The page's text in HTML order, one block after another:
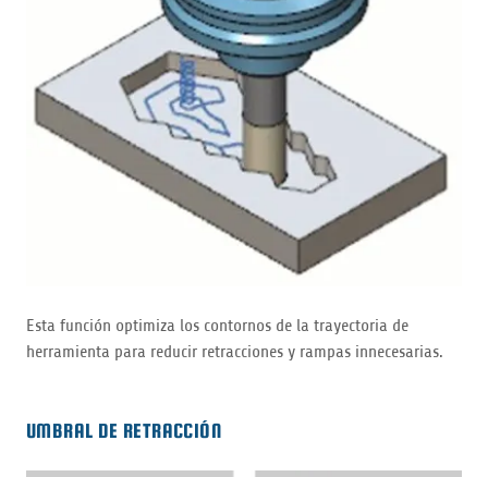
Esta función optimiza los contornos de la trayectoria de
herramienta para reducir retracciones y rampas innecesarias.
UMBRAL DE RETRACCIÓN